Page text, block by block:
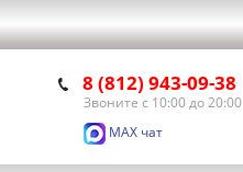
8 (812) 943-09-38
Звоните с 10:00 до 20:00
MAX чат